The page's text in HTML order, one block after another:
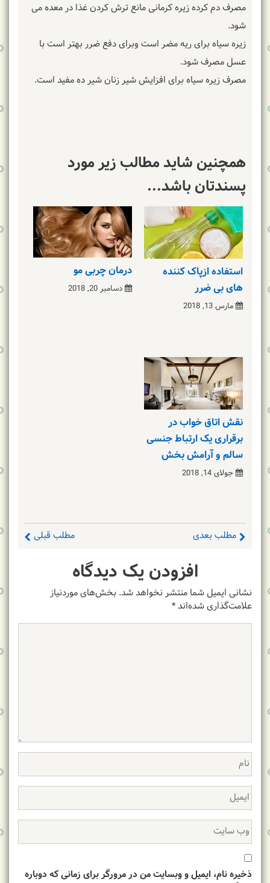
مصرف دم کرده زیره کرمانی مانع ترش کردن غذا در معده می
شود.
زیره سیاه برای ریه مضر است وبرای دفع ضرر بهتر است با
عسل مصرف شود.
مصرف زیره سیاه برای افزایش شیر زنان شیر ده مفید است.
همچنین شاید مطالب زیر مورد
پسندتان باشد...
استفاده ازپاک کننده
های بی ضرر
مارس 13, 2018
درمان چربی مو
دسامبر 20, 2018
نقش اتاق خواب در
برقراری یک ارتباط جنسی
سالم و آرامش بخش
جولای 14, 2018
مطلب قبلی مطلب بعدی
افزودن یک دیدگاه
نشانی ایمیل شما منتشر نخواهد شد. بخش‌های موردنیاز
علامت‌گذاری شده‌اند*
ذخیره نام، ایمیل و وبسایت من در مرورگر برای زمانی که دوباره